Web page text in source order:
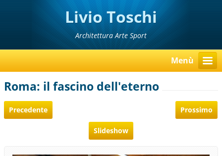
Livio Toschi
Architettura Arte Sport
Menù
Roma: il fascino dell'eterno
Precedente Prossimo
Slideshow